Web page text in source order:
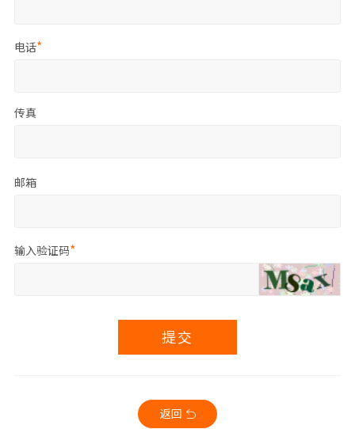
电话
传真
邮箱
输入验证码
提交
返回